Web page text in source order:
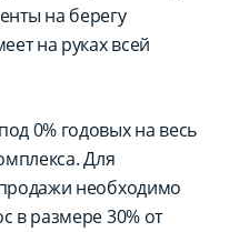
на берегу
на руках всей
0% годовых на весь
Для
необходимо
в размере 30% от